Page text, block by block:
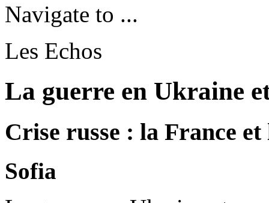
Navigate to ...
Les Echos
La guerre en Ukraine et
Crise russe : la France
Sofia